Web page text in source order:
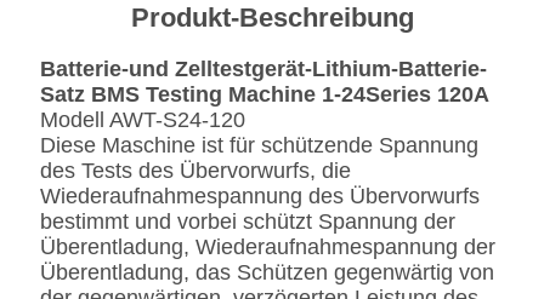
Produkt-Beschreibung
Batterie-und Zelltestgerät-Lithium-Batterie-
Satz BMS Testing Machine 1-24Series 120A
Modell AWT-S24-120
Diese Maschine ist für schützende Spannung
des Tests des Übervorwurfs, die
Wiederaufnahmespannung des Übervorwurfs
bestimmt und vorbei schützt Spannung der
Überentladung, Wiederaufnahmespannung der
Überentladung, das Schützen gegenwärtig von